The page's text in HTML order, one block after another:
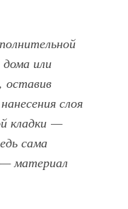
или
оставив
слоя
кладки —
сама
— материал